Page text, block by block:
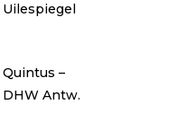
Uilespiegel
Quintus –
DHW Antw.